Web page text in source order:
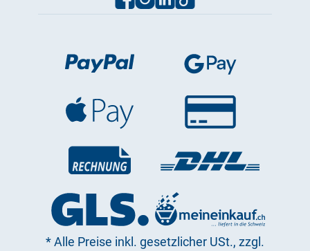
*Alle Preise inkl. gesetzlicher USt., zzgl.